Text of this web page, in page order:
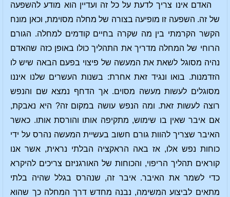
האדם אינו צריך לדעת על כל זה ועדיין הוא מודע להשפעה
של זה. השפעה זו מופיעה בצורה של מחלה מסוימת, וכאן מונח
הקשר הקרמתי בין מה שקרה בחיים קודמים למחלה. הגורם
הרוחי של המחלה מדריך את התהליך כולו באופן כזה שהאדם
נהיה מסוגל לשאת את המעשה של פיצוי בפעם הבאה שיש לו
הזדמנות. בואו ונגיד זאת אחרת: בשנות העשרים שלנו איננו
מסוגלים לעשות מעשה מסוים. אך הדחף נמצא שם והנפש
רוצה לעשות זאת. ומה הנפש עושה במקום זה? היא נאבקת,
אם איבר שאין בו שימוש, מתקיפה אותו והורסת אותו. כאשר
האיבר שצריך להוות גורם חשוב בעשיית המעשה נהרס על ידי
כוחות נפש אלו, אז באה הראקציה הבלתי נראית, אשר אנו
קוראים תהליך הריפוי, והכוחות של האורגניזם צריכים להיקרא
כדי לשמר את האיבר. איבר זה, שנהרס בגלל שהיה בלתי
מתאים לביצוע המשימה, נבנה מחדש דרך המחלה כך שהוא